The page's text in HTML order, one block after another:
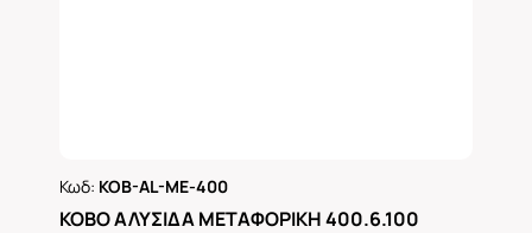
Κωδ: KOB-AL-ME-400
KOBO ΑΛΥΣΙΔΑ ΜΕΤΑΦΟΡΙΚΗ 400.6.100